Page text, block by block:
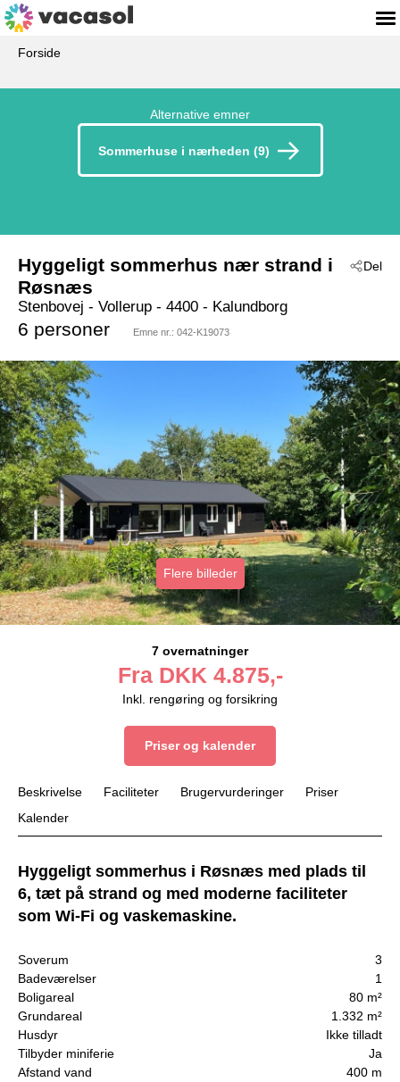
Forside
Alternative emner
Sommerhuse i nærheden (9)
Del
Hyggeligt sommerhus nær strand i
Røsnæs
Stenbovej - Vollerup - 4400 - Kalundborg
6 personer Emne nr.: 042-K19073
Flere billeder
7 overnatninger
Fra DKK 4.875,-
Inkl. rengøring og forsikring
Priser og kalender
Beskrivelse Faciliteter Brugervurderinger
Priser
Kalender
Hyggeligt sommerhus i Røsnæs med plads til
6, tæt på strand og med moderne faciliteter
som Wi-Fi og vaskemaskine.
Soverum
3
Badeværelser
1
Boligareal
80 m²
Grundareal
1.332 m²
Husdyr
Ikke tilladt
Tilbyder miniferie
Ja
Afstand vand
400 m